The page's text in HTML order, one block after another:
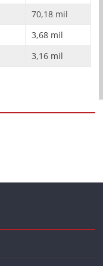
70,18 mil
3,68 mil
3,16 mil